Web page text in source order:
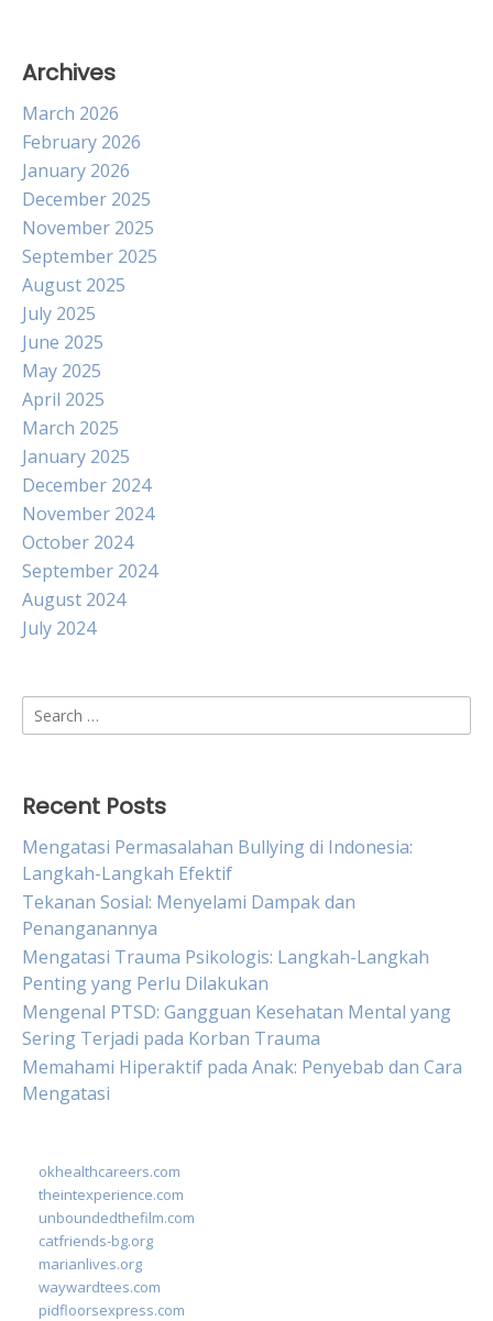
Archives
March 2026
February 2026
January 2026
December 2025
November 2025
September 2025
August 2025
July 2025
June 2025
May 2025
April 2025
March 2025
January 2025
December 2024
November 2024
October 2024
September 2024
August 2024
July 2024
Search
for:
Recent Posts
Mengatasi Permasalahan Bullying di Indonesia:
Langkah-Langkah Efektif
Tekanan Sosial: Menyelami Dampak dan
Penanganannya
Mengatasi Trauma Psikologis: Langkah-Langkah
Penting yang Perlu Dilakukan
Mengenal PTSD: Gangguan Kesehatan Mental yang
Sering Terjadi pada Korban Trauma
Memahami Hiperaktif pada Anak: Penyebab dan Cara
Mengatasi
okhealthcareers.com
theintexperience.com
unboundedthefilm.com
catfriends-bg.org
marianlives.org
waywardtees.com
pidfloorsexpress.com